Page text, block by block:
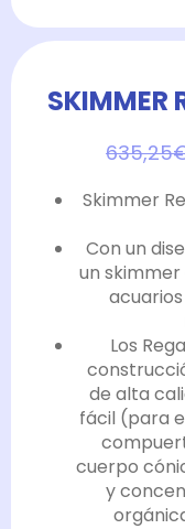
SKIMMER
635,25
Skimmer
Con un
un
Los
de alta
fácil (para
cuerpo
y